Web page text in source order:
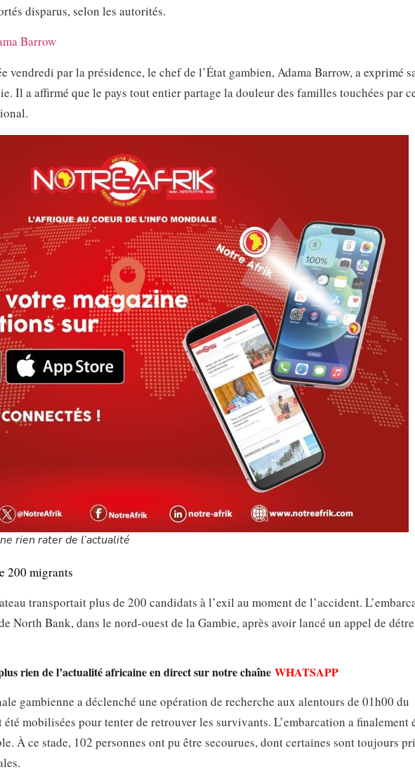
disparus, selon les autorités.
Barrow
vendredi par la présidence, le chef de l’État gambien, Adama Barrow, a exprimé
Il a affirmé que le pays tout entier partage la douleur des familles touchées par
rien rater de l’actualité
200 migrants
transportait plus de 200 candidats à l’exil au moment de l’accident.
North Bank, dans le nord-ouest de la Gambie, après avoir lancé un appel de
rien de l’actualité africaine en direct sur notre chaîneWHATSAPP
gambienne a déclenché une opération de recherche aux alentours de 01h00 du
mobilisées pour tenter de retrouver les survivants. L’embarcation a finalement
À ce stade, 102 personnes ont pu être secourues, dont certaines sont toujours